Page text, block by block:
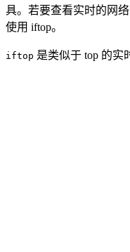
具。若要查看实时的网
使用 iftop。
iftop 是类似于 top 的实